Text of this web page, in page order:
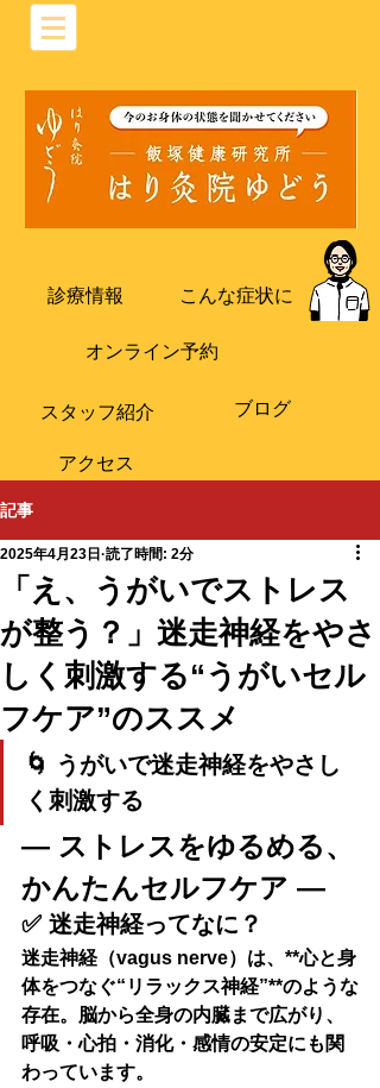
診療情報 こんな症状に
オンライン予約
​スタッフ紹介 ブログ
​アクセス
記事
「え、うがいでストレス
が整う？」迷走神経をやさ
しく刺激する“うがいセル
フケア”のススメ
2025年4月23日 読了時間: 2分
🌀 うがいで迷走神経をやさし
く刺激する
― ストレスをゆるめる、
かんたんセルフケア ―
✅ 迷走神経ってなに？
迷走神経（vagus nerve）は、**心と身
体をつなぐ“リラックス神経”**のような
存在。脳から全身の内臓まで広がり、
呼吸・心拍・消化・感情の安定にも関
わっています。